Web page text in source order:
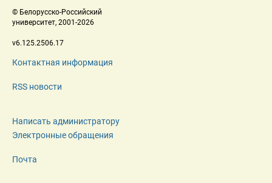
© Белорусско-Российский
университет, 2001-2026
v6.125.2506.17
Контактная информация
RSS новости
Написать администратору
Электронные обращения
Почта